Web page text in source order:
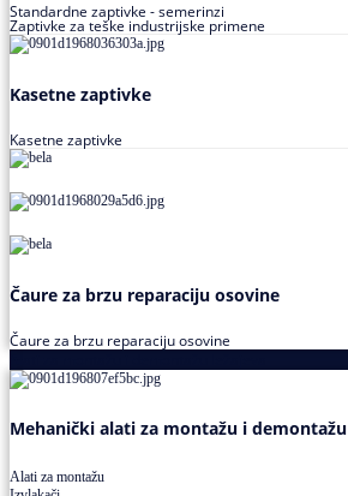
Standardne zaptivke - semerinzi
Zaptivke za teške industrijske primene
Kasetne zaptivke
Kasetne zaptivke
Čaure za brzu reparaciju osovine
Čaure za brzu reparaciju osovine
Mehanički alati za montažu i demontažu
Alati za montažu